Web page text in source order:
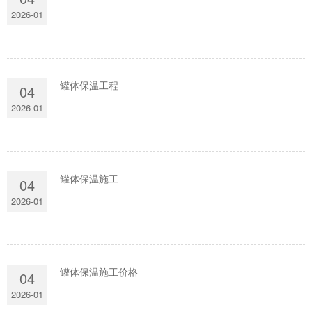
2026-01
04
2026-01
罐体保温工程
04
2026-01
罐体保温施工
04
2026-01
罐体保温施工价格